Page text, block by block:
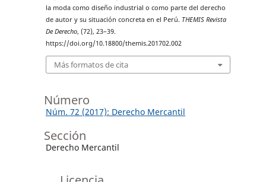
la moda como diseño industrial o como parte del derecho
de autor y su situación concreta en el Perú. THEMIS Revista
De Derecho, (72), 23–39.
https://doi.org/10.18800/themis.201702.002
Más formatos de cita
Número
Núm. 72 (2017): Derecho Mercantil
Sección
Derecho Mercantil